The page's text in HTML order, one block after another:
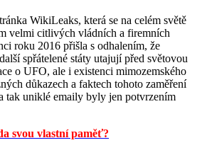
WikiLeaks, která se na celém světě
velmi citlivých vládních a firemních
roku 2016 přišla s odhalením, že
spřátelené státy utajují před světovou
o UFO, ale i existenci mimozemského
důkazech a faktech tohoto zaměření
tak uniklé emaily byly jen potvrzením
svou vlastní paměť?